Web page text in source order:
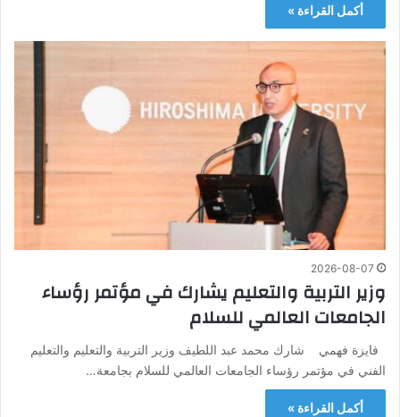
أكمل القراءة »
2026-08-07
وزير التربية والتعليم يشارك في مؤتمر رؤساء
الجامعات العالمي للسلام
فايزة فهمي شارك محمد عبد اللطيف وزير التربية والتعليم والتعليم
الفني في مؤتمر رؤساء الجامعات العالمي للسلام بجامعة…
أكمل القراءة »